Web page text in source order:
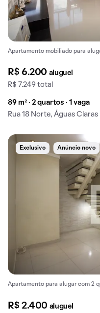
Apartamento mobiliado para
R$ 6.200 aluguel
R$ 7.249 total
89 m² · 2 quartos · 1 vaga
Rua 18 Norte, Águas Claras
Exclusivo Anúncio novo
Apartamento para alugar com 2
R$ 2.400 aluguel